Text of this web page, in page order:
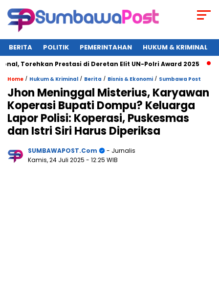
BERITA POLITIK PEMERINTAHAN HUKUM & KRIMINAL
Prestasi di Deretan Elit UN-Polri Award 2025
Home / Hukum & Kriminal / Berita / Bisnis & Ekonomi / Sumbawa Post
Jhon Meninggal Misterius, Karyawan
Koperasi Bupati Dompu? Keluarga
Lapor Polisi: Koperasi, Puskesmas
dan Istri Siri Harus Diperiksa
SUMBAWAPOST.com
- Jurnalis
Kamis, 24 Juli 2025 - 12:25 WIB